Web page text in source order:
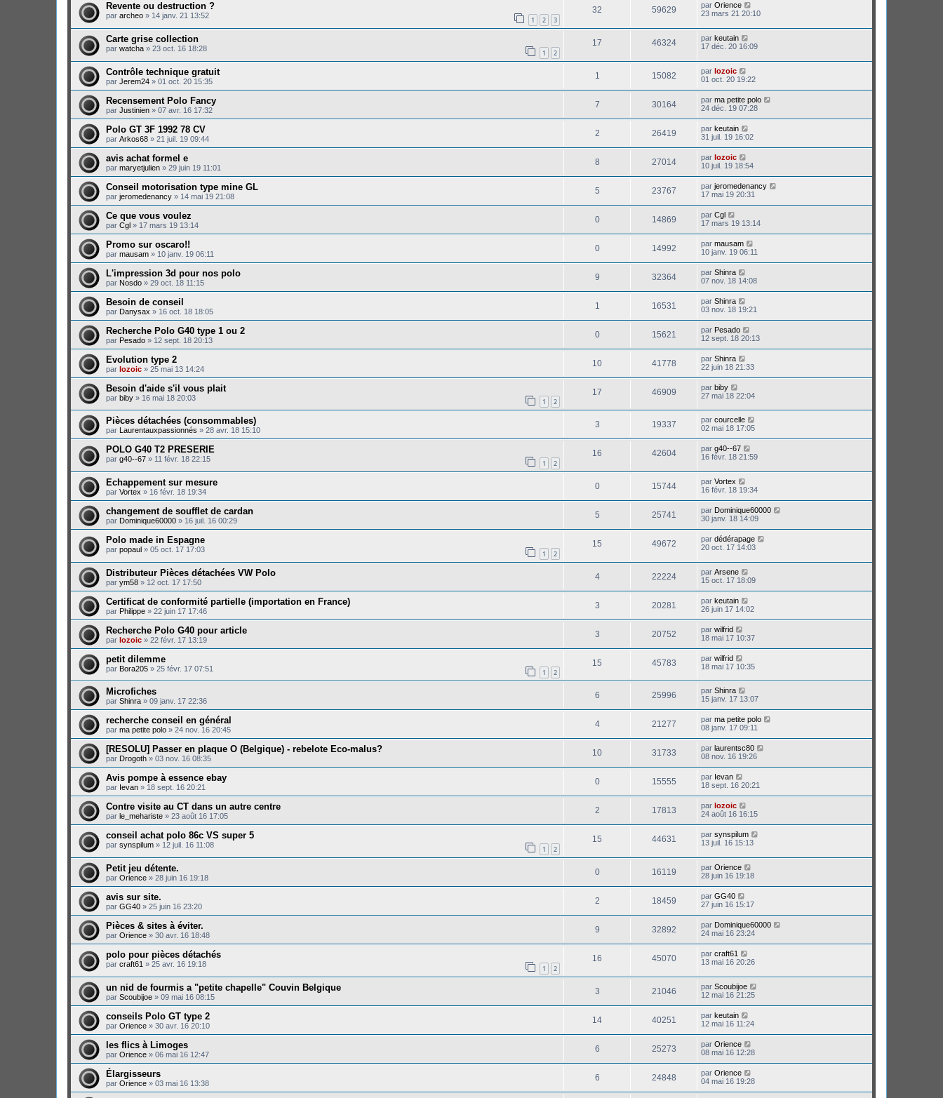
Revente ou destruction ?
par archeo » 14 janv. 21 13:52 1 2 3
32 59629 par Orience
23 mars 21 20:10
Carte grise collection
par watcha » 23 oct. 16 18:28 1 2
17 46324 par keutain
17 déc. 20 16:09
Contrôle technique gratuit
par Jerem24 » 01 oct. 20 15:35
1 15082 par lozoic
01 oct. 20 19:22
Recensement Polo Fancy
par Justinien » 07 avr. 16 17:32
7 30164 par ma petite polo
24 déc. 19 07:28
Polo GT 3F 1992 78 CV
par Arkos68 » 21 juil. 19 09:44
2 26419 par keutain
31 juil. 19 16:02
avis achat formel e
par maryetjulien » 29 juin 19 11:01
8 27014 par lozoic
10 juil. 19 18:54
Conseil motorisation type mine GL
par jeromedenancy » 14 mai 19 21:08
5 23767 par jeromedenancy
17 mai 19 20:31
Ce que vous voulez
par Cgl » 17 mars 19 13:14
0 14869 par Cgl
17 mars 19 13:14
Promo sur oscaro!!
par mausam » 10 janv. 19 06:11
0 14992 par mausam
10 janv. 19 06:11
L'impression 3d pour nos polo
par Nosdo » 29 oct. 18 11:15
9 32364 par Shinra
07 nov. 18 14:08
Besoin de conseil
par Danysax » 16 oct. 18 18:05
1 16531 par Shinra
03 nov. 18 19:21
Recherche Polo G40 type 1 ou 2
par Pesado » 12 sept. 18 20:13
0 15621 par Pesado
12 sept. 18 20:13
Evolution type 2
par lozoic » 25 mai 13 14:24
10 41778 par Shinra
22 juin 18 21:33
Besoin d'aide s'il vous plait
par biby » 16 mai 18 20:03 1 2
17 46909 par biby
27 mai 18 22:04
Pièces détachées (consommables)
par Laurentauxpassionnés » 28 avr. 18 15:10
3 19337 par courcelle
02 mai 18 17:05
POLO G40 T2 PRESERIE
par g40--67 » 11 févr. 18 22:15 1 2
16 42604 par g40--67
16 févr. 18 21:59
Echappement sur mesure
par Vortex » 16 févr. 18 19:34
0 15744 par Vortex
16 févr. 18 19:34
changement de soufflet de cardan
par Dominique60000 » 16 juil. 16 00:29
5 25741 par Dominique60000
30 janv. 18 14:09
Polo made in Espagne
par popaul » 05 oct. 17 17:03 1 2
15 49672 par dédérapage
20 oct. 17 14:03
Distributeur Pièces détachées VW Polo
par ym58 » 12 oct. 17 17:50
4 22224 par Arsene
15 oct. 17 18:09
Certificat de conformité partielle (importation en France)
par Philippe » 22 juin 17 17:46
3 20281 par keutain
26 juin 17 14:02
Recherche Polo G40 pour article
par lozoic » 22 févr. 17 13:19
3 20752 par wilfrid
18 mai 17 10:37
petit dilemme
par Bora205 » 25 févr. 17 07:51 1 2
15 45783 par wilfrid
18 mai 17 10:35
Microfiches
par Shinra » 09 janv. 17 22:36
6 25996 par Shinra
15 janv. 17 13:07
recherche conseil en général
par ma petite polo » 24 nov. 16 20:45
4 21277 par ma petite polo
08 janv. 17 09:11
[RESOLU] Passer en plaque O (Belgique) - rebelote Eco-malus?
par Drogoth » 03 nov. 16 08:35
10 31733 par laurentsc80
08 nov. 16 19:26
Avis pompe à essence ebay
par Ievan » 18 sept. 16 20:21
0 15555 par Ievan
18 sept. 16 20:21
Contre visite au CT dans un autre centre
par le_mehariste » 23 août 16 17:05
2 17813 par lozoic
24 août 16 16:15
conseil achat polo 86c VS super 5
par synspilum » 12 juil. 16 11:08 1 2
15 44631 par synspilum
13 juil. 16 15:13
Petit jeu détente.
par Orience » 28 juin 16 19:18
0 16119 par Orience
28 juin 16 19:18
avis sur site.
par GG40 » 25 juin 16 23:20
2 18459 par GG40
27 juin 16 15:17
Pièces & sites à éviter.
par Orience » 30 avr. 16 18:48
9 32892 par Dominique60000
24 mai 16 23:24
polo pour pièces détachés
par craft61 » 25 avr. 16 19:18 1 2
16 45070 par craft61
13 mai 16 20:26
un nid de fourmis a "petite chapelle" Couvin Belgique
par Scoubijoe » 09 mai 16 08:15
3 21046 par Scoubijoe
12 mai 16 21:25
conseils Polo GT type 2
par Orience » 30 avr. 16 20:10
14 40251 par keutain
12 mai 16 11:24
les flics à Limoges
par Orience » 06 mai 16 12:47
6 25273 par Orience
08 mai 16 12:28
Élargisseurs
par Orience » 03 mai 16 13:38
6 24848 par Orience
04 mai 16 19:28